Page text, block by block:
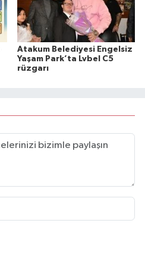
Atakum Belediyesi Engelsiz
Yaşam Park’ta Lvbel C5
rüzgarı